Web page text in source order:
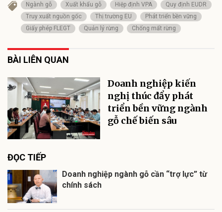
Ngành gỗ Xuất khẩu gỗ Hiệp định VPA
Quy định EUDR
Truy xuất nguồn gốc
Thị trường EU
Phát triển bền vững
Giấy phép FLEGT
Quản lý rừng Chống mất rừng
BÀI LIÊN QUAN
Doanh nghiệp kiến
nghị thúc đẩy phát
triển bền vững ngành
gỗ chế biến sâu
ĐỌC TIẾP
Doanh nghiệp ngành gỗ cần “trợ lực” từ
chính sách